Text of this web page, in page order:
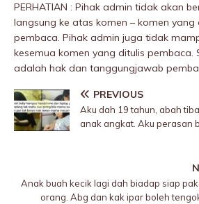
PERHATIAN : Pihak admin tidak akan
langsung ke atas komen – komen yang
pembaca. Pihak admin juga tidak
kesemua komen yang ditulis pembaca.
adalah hak dan tanggungjawab
PREVIOUS
Aku dah 19 tahun, abah
anak angkat. Aku perasan
Anak buah kecik lagi dah biadap siap
orang. Abg dan kak ipar boleh